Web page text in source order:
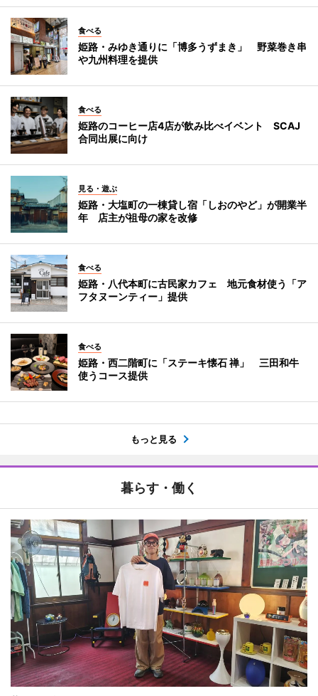
食べる
姫路・みゆき通りに「博多うずまき」 野菜巻き串
や九州料理を提供
食べる
姫路のコーヒー店4店が飲み比べイベント SCAJ
合同出展に向け
見る・遊ぶ
姫路・大塩町の一棟貸し宿「しおのやど」が開業半
年 店主が祖母の家を改修
食べる
姫路・八代本町に古民家カフェ 地元食材使う「ア
フタヌーンティー」提供
食べる
姫路・西二階町に「ステーキ懐石 禅」 三田和牛
使うコース提供
もっと見る
暮らす・働く